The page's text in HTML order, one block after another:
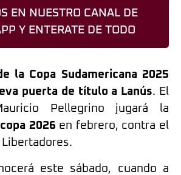
EN NUESTRO CANAL DE
Y ENTERATE DE TODO
la Copa Sudamericana 2025
puerta de título a Lanús. El
Pellegrino jugará la
2026 en febrero, contra el
este sábado, cuando a